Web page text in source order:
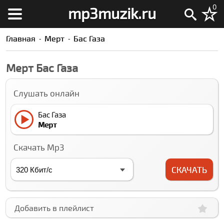
mp3muzik.ru 0
Главная Мерт Бас Газа
Мерт Бас Газа
Слушать онлайн
Бас Газа
Мерт
Скачать Mp3
СКАЧАТЬ
Добавить в плейлист